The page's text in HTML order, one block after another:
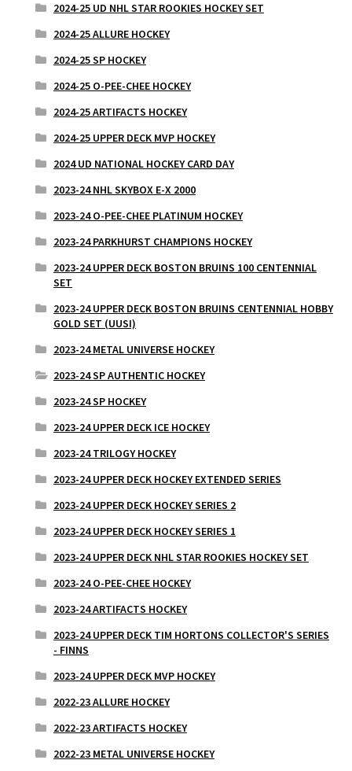
2024-25 UD NHL STAR ROOKIES HOCKEY SET
2024-25 ALLURE HOCKEY
2024-25 SP HOCKEY
2024-25 O-PEE-CHEE HOCKEY
2024-25 ARTIFACTS HOCKEY
2024-25 UPPER DECK MVP HOCKEY
2024 UD NATIONAL HOCKEY CARD DAY
2023-24 NHL SKYBOX E-X 2000
2023-24 O-PEE-CHEE PLATINUM HOCKEY
2023-24 PARKHURST CHAMPIONS HOCKEY
2023-24 UPPER DECK BOSTON BRUINS 100 CENTENNIAL
SET
2023-24 UPPER DECK BOSTON BRUINS CENTENNIAL HOBBY
GOLD SET (UUSI)
2023-24 METAL UNIVERSE HOCKEY
2023-24 SP AUTHENTIC HOCKEY
2023-24 SP HOCKEY
2023-24 UPPER DECK ICE HOCKEY
2023-24 TRILOGY HOCKEY
2023-24 UPPER DECK HOCKEY EXTENDED SERIES
2023-24 UPPER DECK HOCKEY SERIES 2
2023-24 UPPER DECK HOCKEY SERIES 1
2023-24 UPPER DECK NHL STAR ROOKIES HOCKEY SET
2023-24 O-PEE-CHEE HOCKEY
2023-24 ARTIFACTS HOCKEY
2023-24 UPPER DECK TIM HORTONS COLLECTOR'S SERIES
- FINNS
2023-24 UPPER DECK MVP HOCKEY
2022-23 ALLURE HOCKEY
2022-23 ARTIFACTS HOCKEY
2022-23 METAL UNIVERSE HOCKEY